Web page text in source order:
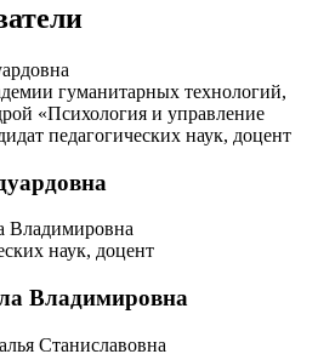
гуманитарных технологий,
«Психология и управление
педагогических наук, доцент
наук, доцент
Владимировна